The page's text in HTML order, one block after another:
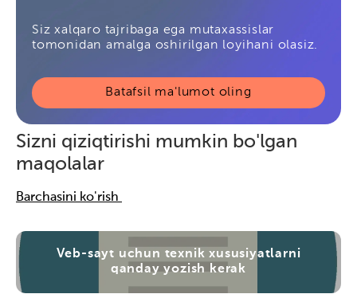
Siz xalqaro tajribaga ega mutaxassislar
tomonidan amalga oshirilgan loyihani olasiz.
Batafsil ma'lumot oling
Sizni qiziqtirishi mumkin bo'lgan
maqolalar
Barchasini ko'rish
Veb-sayt uchun texnik xususiyatlarni
qanday yozish kerak